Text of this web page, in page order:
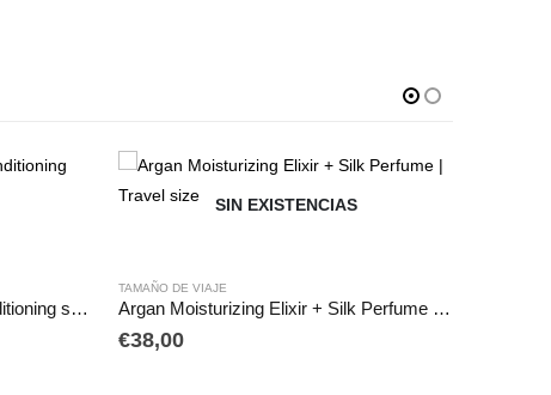
Dry Shampoo + Leave-in Conditioning spray | Travel size
SIN EXISTENCIAS
TAMAÑO DE VIAJE
Argan Moisturizing Elixir + Silk Perfume | Travel size
€38,00